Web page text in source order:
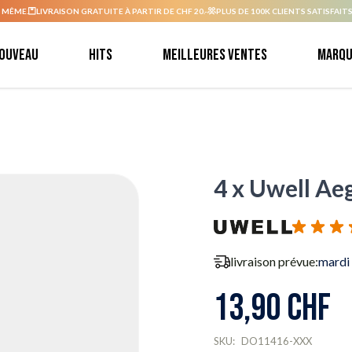
LIVRAISON GRATUITE À PARTIR DE CHF 20.- PLUS DE 100K CLIENTS
Hits Meilleures ventes
4 x Uwell
livraison prévue:mardi
13,90 CHF
SKU: DO11416-XXX